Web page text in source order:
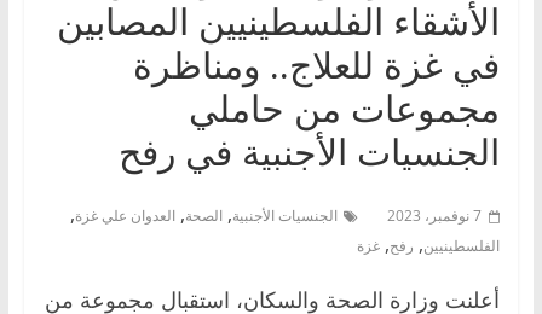
الأشقاء الفلسطينيين المصابين
في غزة للعلاج.. ومناظرة
مجموعات من حاملي
الجنسيات الأجنبية في رفح
7 نوفمبر، 2023 الجنسيات الأجنبية, الصحة, العدوان علي غزة,
الفلسطينيين, رفح, غزة
أعلنت وزارة الصحة والسكان، استقبال مجموعة من